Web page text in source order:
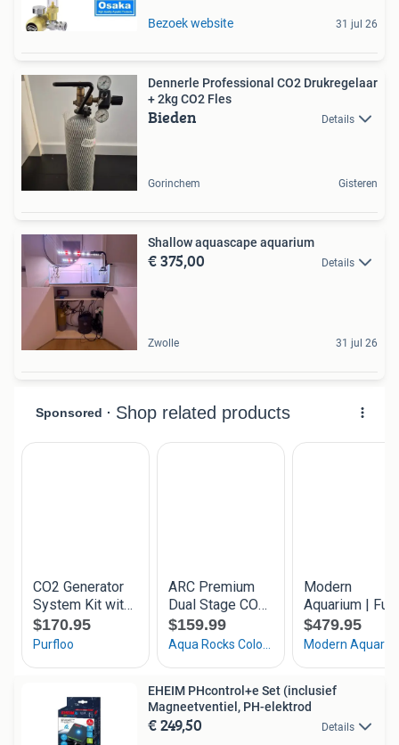
Bezoek website 31 jul 26
Dennerle Professional CO2 Drukregelaar
+ 2kg CO2 Fles
Bieden Details
Gorinchem Gisteren
Shallow aquascape aquarium
€ 375,00 Details
Zwolle 31 jul 26
EHEIM PHcontrol+e Set (inclusief
Magneetventiel, PH-elektrod
€ 249,50 Details